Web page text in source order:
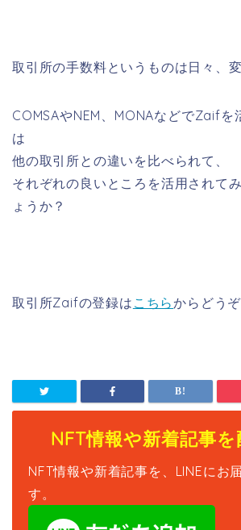
取引所の手数料というものは日々、
COMSAやNEM、MONAなどでZaifを
は
他の取引所との違いを比べられて、
それぞれの良いところを活用されて
ょうか？
取引所Zaifの登録は こちらからどうぞ
NFT情報や新着記事を
NFT情報や新着記事を、LINEにお
す。